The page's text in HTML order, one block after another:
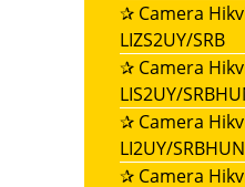
✰ Camera
LIZS2UY/SRB
✰ Camera
LIS2UY/
✰ Camera
LI2UY/SRBHUN
✰ Camera